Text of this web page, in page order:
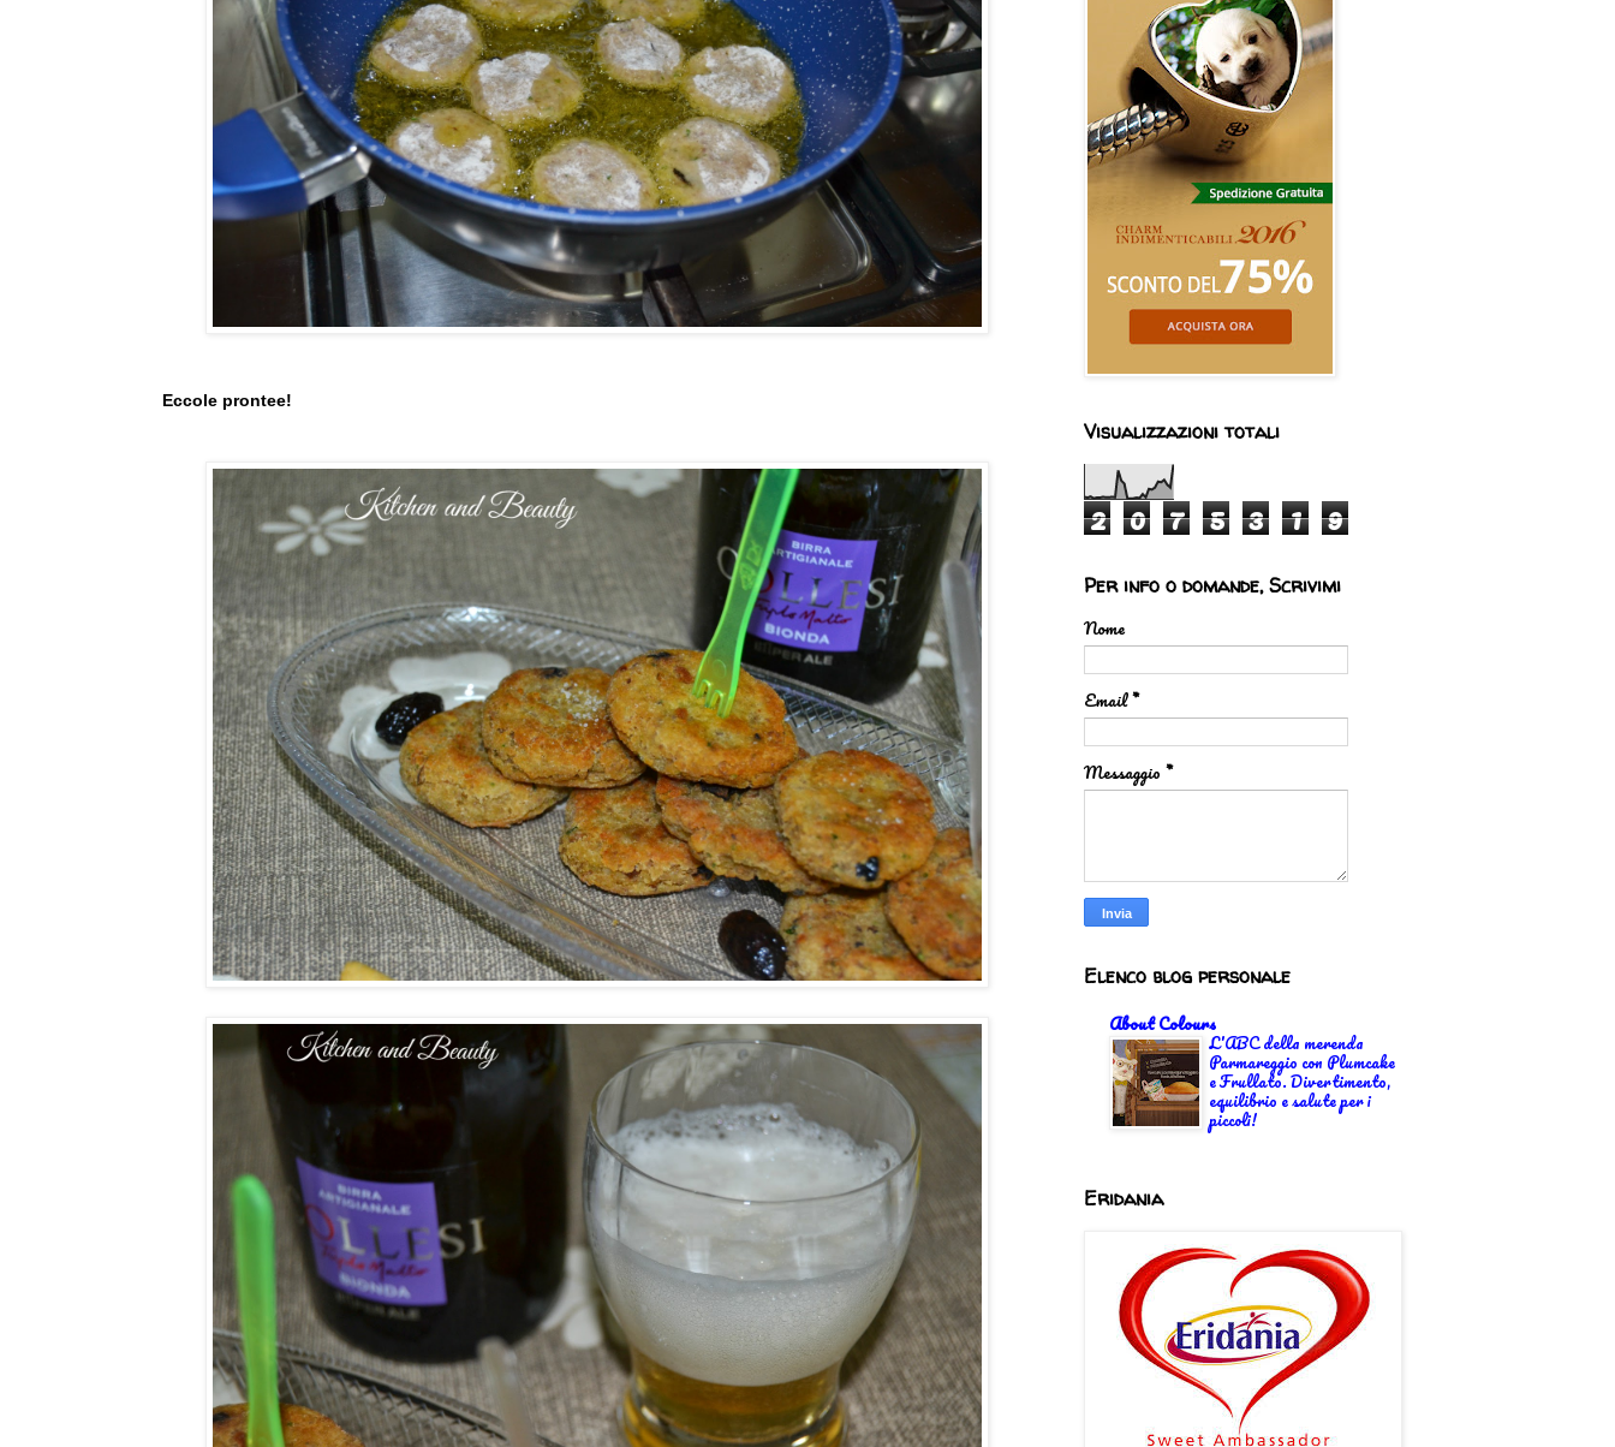
Eccole prontee!
Visualizzazioni totali
2 0 7 5 3 1 9
Per info o domande, Scrivimi
Nome
Email*
Messaggio *
Elenco blog personale
About Colours
L'ABC della merenda
Parmareggio con Plumcake
e Frullato. Divertimento,
equilibrio e salute per i
piccoli!
Eridania